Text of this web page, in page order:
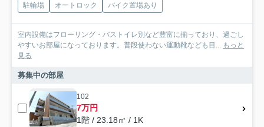
駐輪場 オートロック バイク置場あり
室内設備はフローリング・バストイレ別など豊富に揃っており、過ごし
やすいお部屋になっております。普段使わない運動靴なども目...
もっと
見る
募集中の部屋
102
7万円
1階 / 23.18㎡ / 1K